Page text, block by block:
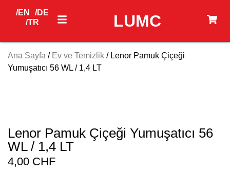
LUMC
/EN
/DE
/TR
Ana Sayfa / Ev ve Temizlik / Lenor Pamuk Çiçeği
Yumuşatıcı 56 WL / 1,4 LT
Lenor Pamuk Çiçeği Yumuşatıcı 56
WL / 1,4 LT
4,00 CHF